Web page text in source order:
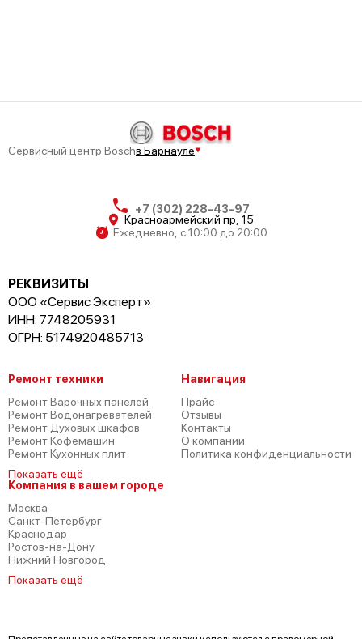
Bosch Serie 2 SMV 24AX00 R
Сервисный центр Boschв Барнауле
+7 (302) 228-43-97
Красноармейский пр, 15
Ежедневно, с 10:00 до 20:00
РЕКВИЗИТЫ
ООО «Сервис Эксперт»
ИНН: 7748205931
ОГРН: 5174920485713
Ремонт техники
Ремонт Варочных панелей
Ремонт Водонагревателей
Ремонт Духовых шкафов
Ремонт Кофемашин
Ремонт Кухонных плит
Показать ещё
Компания в вашем городе
Москва
Санкт-Петербург
Краснодар
Ростов-на-Дону
Нижний Новгород
Показать ещё
Навигация
Прайс
Отзывы
Контакты
О компании
Политика конфиденциальности